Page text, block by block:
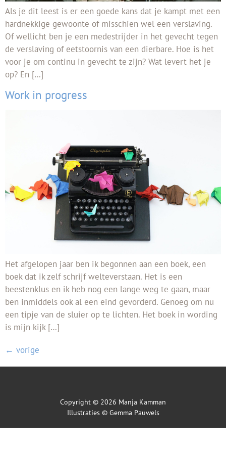
Als je dit leest is er een goede kans dat je kampt met een
hardnekkige gewoonte of misschien wel een verslaving.
Of wellicht ben je een medestrijder in het gevecht tegen
de verslaving of eetstoornis van een dierbare. Hoe is het
voor je om continu in gevecht te zijn? Wat levert het je
op? En […]
Work in progress
Het afgelopen jaar ben ik begonnen aan een boek, een
boek dat ik zelf schrijf welteverstaan. Het is een
beestenklus en ik heb nog een lange weg te gaan, maar
ben inmiddels ook al een eind gevorderd. Genoeg om nu
een tipje van de sluier op te lichten. Het boek in wording
is mijn kijk […]
← vorige
Copyright © 2026 Manja Kamman
Illustraties © Gemma Pauwels